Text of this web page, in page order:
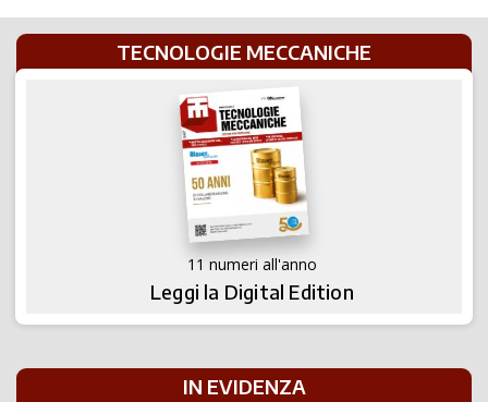
TECNOLOGIE MECCANICHE
11 numeri all'anno
Leggi la Digital Edition
IN EVIDENZA